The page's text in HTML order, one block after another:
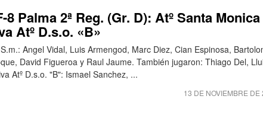
Palma 2ª Reg. (Gr. D): Atº Santa Monica
Atº D.s.o. «B»
Angel Vidal, Luis Armengod, Marc Diez, Cian Espinosa,
David Figueroa y Raul Jaume. También jugaron: Thiago Del,
Atº D.s.o. "B": Ismael Sanchez, ...
13 DE NOVIEMBRE DE